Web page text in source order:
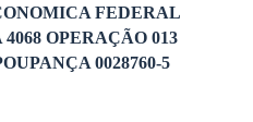
FEDERAL
OPERAÇÃO 013
0028760-5